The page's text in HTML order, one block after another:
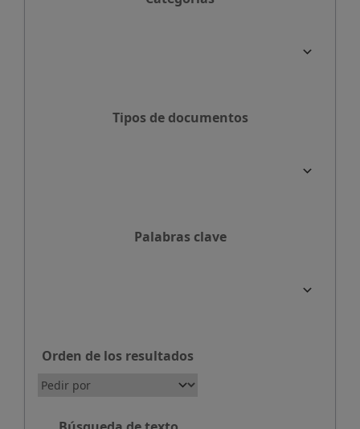
Tipos de documentos
Palabras clave
Orden de los resultados